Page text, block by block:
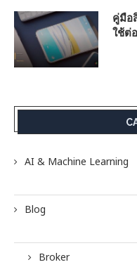
คู่มือ
ใช้ต่
AI & Machine Learning
Blog
Broker